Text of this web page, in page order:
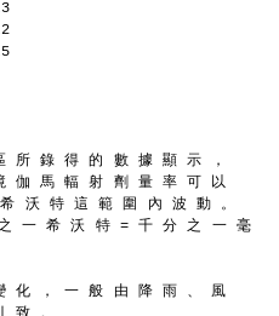
錄 得 的 數 據 顯 示 ，
馬 輻 射 劑 量 率 可 以
特 這 範 圍 內 波 動 。
希 沃 特 = 千 分 之 一 毫
化 ， 一 般 由 降 雨 、 風